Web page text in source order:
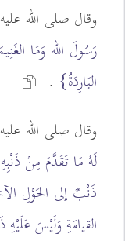
وقال صلى الله
رَسُولَ الله وَمَا
البَارِدَةُ} .
وقال صلى الله
لَهُ مَا تَقَدَّمَ مِنْ
ذَنْبٌ إلى الحَوْلِ
القيامَةِ وَلَيْسَ